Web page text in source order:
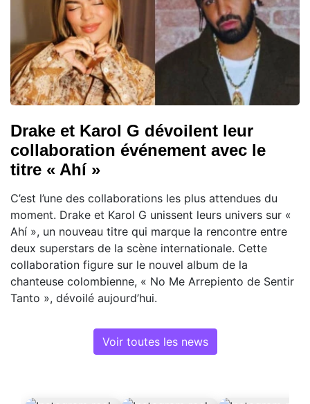
Drake et Karol G dévoilent leur
collaboration événement avec le
titre « Ahí »
C’est l’une des collaborations les plus attendues du
moment. Drake et Karol G unissent leurs univers sur «
Ahí », un nouveau titre qui marque la rencontre entre
deux superstars de la scène internationale. Cette
collaboration figure sur le nouvel album de la
chanteuse colombienne, « No Me Arrepiento de Sentir
Tanto », dévoilé aujourd’hui.
Voir toutes les news